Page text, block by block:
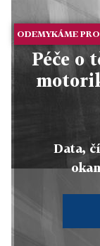
ODEMYKÁME
Péče o
Data,